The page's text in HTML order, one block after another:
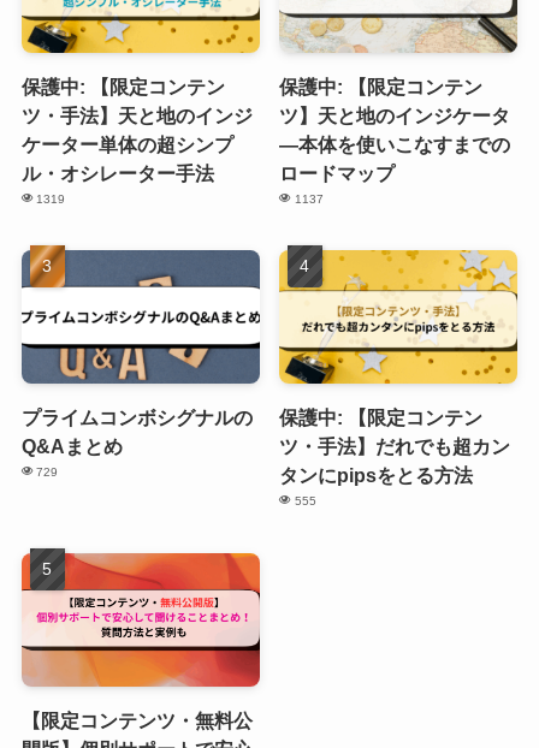
保護中: 【限定コンテン
ツ・手法】天と地のインジ
ケーター単体の超シンプ
ル・オシレーター手法
1319
保護中: 【限定コンテン
ツ】天と地のインジケータ
―本体を使いこなすまでの
ロードマップ
1137
プライムコンボシグナルの
Q&Aまとめ
729
保護中: 【限定コンテン
ツ・手法】だれでも超カン
タンにpipsをとる方法
555
【限定コンテンツ・無料公